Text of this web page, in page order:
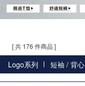
[ 共 176 件商品 ]
Logo系列 短袖 / 背心